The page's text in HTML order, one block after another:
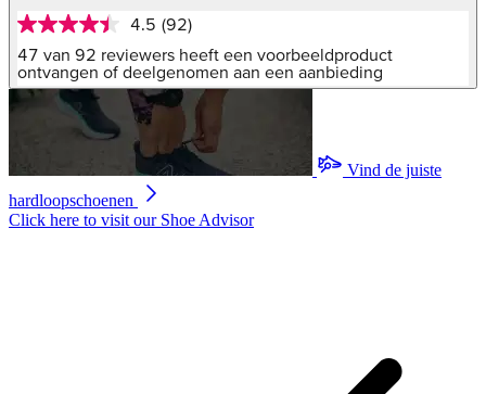
4.5
van
5
sterren,
gemiddelde
scorewaarde.
Reviews.
paginalink.
4.5 (92)
47 van 92 reviewers heeft een voorbeeldproduct
ontvangen of deelgenomen aan een aanbieding
Vind de juiste
hardloopschoenen
Click here to visit our Shoe Advisor